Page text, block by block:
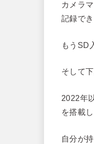
カメラ
記録で
もうSD
そして
2022年
を搭載
自分が